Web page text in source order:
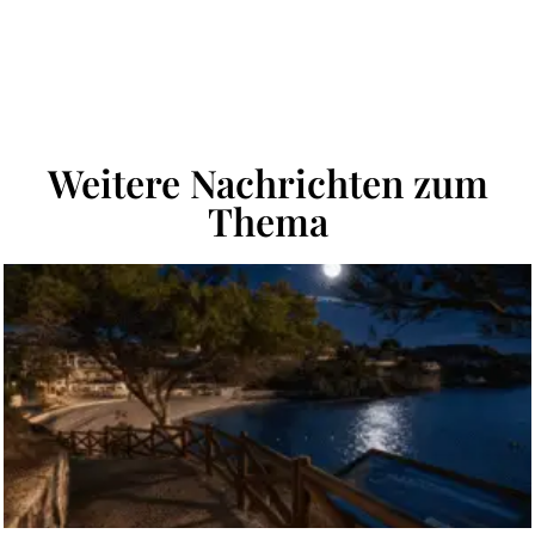
Weitere Nachrichten zum
Thema